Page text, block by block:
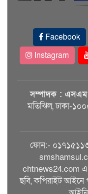
Facebook
Instagram
সম্পাদক :
মতিঝিল, ঢাকা-
ফোন:-
chtnews24.com এ
ছবি, কপিরাইট আইনে